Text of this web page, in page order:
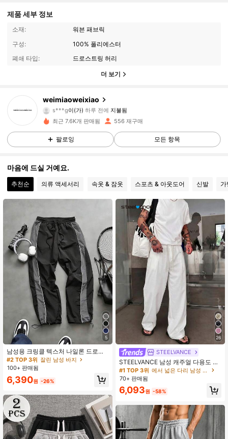
제품 세부 정보
소재:
워븐 패브릭
구성:
100% 폴리에스터
폐쇄 타입:
드로스트링 허리
더 보기
weimiaoweixiao
4.83
260 팔로워
s***g이(가) 하루 전에 지불됨
4.83 260 팔로워
4.83 260 팔로워
4.83 260 팔로워
4.83 260 팔로워
4.83 260 팔로워
4.83 260 팔로워
4.83 260 팔로워
최근 7.6K개 판매됨 556 재구매
팔로잉 모든 항목
마음에 드실 거예요.
추천순 의류 액세서리 속옷 & 잠옷 스포츠 & 아웃도어 신발
5
남성용 크링클 텍스처 나일론 드로스
트링 허리 루즈핏 조거 팬츠, 옆면 컬
러 블로킹 및 상단 스티치 디테일, 일
상 착용을 위한 캐주얼 스트리트 스타
일, 봄/여름에 적합
#2 TOP 3위 잘린 남성 바지
100+ 판매됨
6,390원 -26%
26
STEELVANCE
STEELVANCE 남성 캐주얼 다용도 솔
리드 컬러 팬츠
#1 TOP 3위
에서 넓은 다리 남성 하의
70+ 판매됨
6,093원 -58%